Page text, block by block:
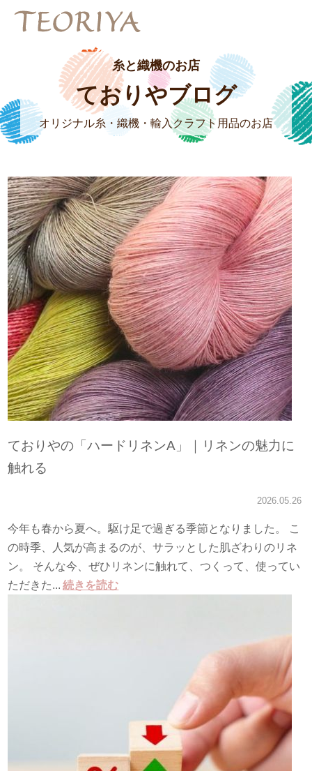
糸と織機のお店
ておりやブログ
オリジナル糸・織機・輸入クラフト用品のお店
ておりやの「ハードリネンA」｜リネンの魅力に
触れる
2026.05.26
今年も春から夏へ。駆け足で過ぎる季節となりました。 こ
の時季、人気が高まるのが、サラッとした肌ざわりのリネ
ン。 そんな今、ぜひリネンに触れて、つくって、使ってい
ただきた... 続きを読む